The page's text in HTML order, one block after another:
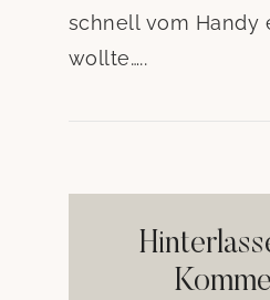
schnell vom Handy
wollte…..